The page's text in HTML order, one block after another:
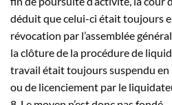
déduit que celui-ci était toujours
révocation par l’assemblée
la clôture de la procédure de
travail était toujours suspendu en
ou de licenciement par le